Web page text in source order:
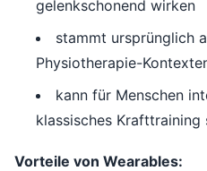
gelenkschonend wirken
stammt ursprünglich
Physiotherapie-
kann für Menschen
klassisches
Vorteile von Wearables: